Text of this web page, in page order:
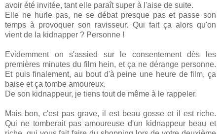
avoir été invitée, tant elle paraît super à l'aise de suite.
Elle ne hurle pas, ne se débat presque pas et passe son
temps à provoquer son ravisseur. Qui fait ça alors qu'on
vient de la kidnapper ? Personne !
Evidemment on s'assied sur le consentement dès les
premières minutes du film hein, et ça ne dérange personne.
Et puis finalement, au bout d'à peine une heure de film, ça
baise et ça tombe amoureux.
De son kidnappeur, je tiens tout de même à le rappeler.
Mais bon, c'est pas grave, il est beau gosse et il est riche.
Qui ne tomberait pas amoureuse d'un kidnappeur beau et